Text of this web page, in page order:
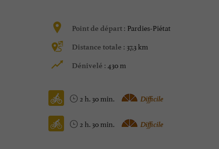
Point de départ : Pardies-Piétat
Distance totale : 37,3 km
Dénivelé : 430 m
2 h. 30 min. Difficile
2 h. 30 min. Difficile